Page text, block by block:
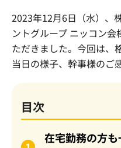
2023年12月6日（水）、
ントグループ ニッコン会
ただきました。 今回は、
当日の様子、幹事様のご
目次
在宅勤務の方